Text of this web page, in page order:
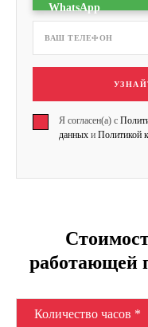
Я согласен(а) с
данных и Политикой
работающей
Количество часов *